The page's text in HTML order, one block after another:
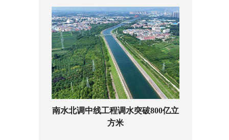
南水北调中线工程调水突破800亿立
方米